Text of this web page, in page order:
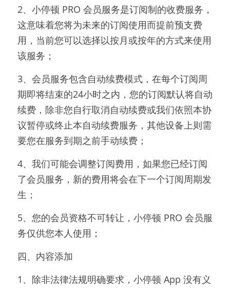
2、小停顿 PRO 会员服务是订阅制的收费服务，
这意味着您将为未来的订阅使用而提前预支费
用，当前您可以选择以按月或按年的方式来使用
该服务；
3、会员服务包含自动续费模式，在每个订阅周
期即将结束的24小时之内，您的订阅默认将自动
续费，除非您自行取消自动续费或我们依照本协
议暂停或终止本自动续费服务，其他设备上则需
要您在服务到期之前手动续费；
4、我们可能会调整订阅费用，如果您已经订阅
了会员服务，新的费用将会在下一个订阅周期发
生；
5、您的会员资格不可转让，小停顿 PRO 会员服
务仅供您本人使用；
四、内容添加
1、除非法律法规明确要求，小停顿 App 没有义